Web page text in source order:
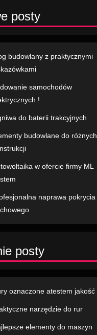
posty
budowlany z praktycznymi
samochodów
!
do baterii trakcyjnych
budowlane do różnych
w ofercie firmy ML
naprawa pokrycia
posty
oznaczone atestem jakość
narzędzie do rur
elementy do maszyn